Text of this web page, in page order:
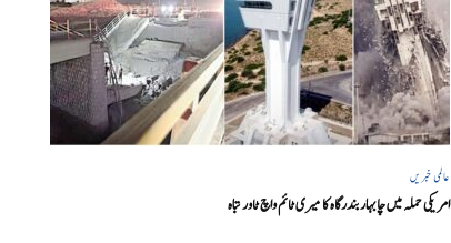
عالمی خبریں
امریکی حملہ میں چابہار بندرگاہ کا میری ٹائم واچ ٹاور تباہ